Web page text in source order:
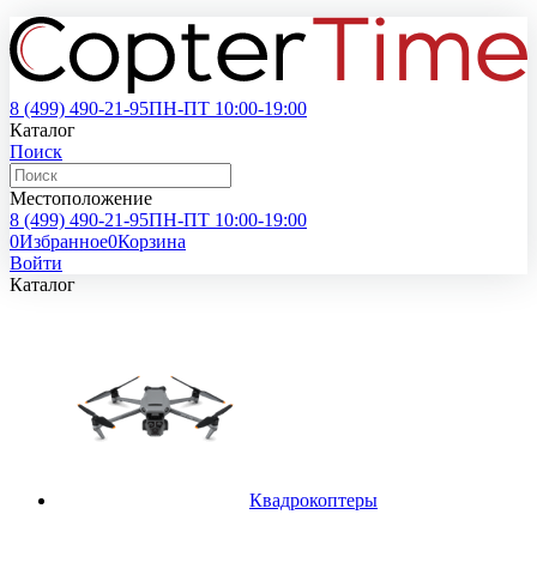
8 (499) 490-21-95ПН-ПТ 10:00-19:00
Каталог
Поиск
Местоположение
8 (499) 490-21-95ПН-ПТ 10:00-19:00
0Избранное0Корзина
Войти
Каталог
Квадрокоптеры